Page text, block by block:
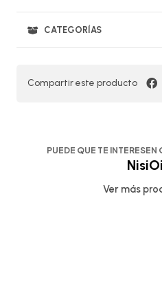
CATEGORÍAS
Compartir este producto
PUEDE QUE TE
Ver más